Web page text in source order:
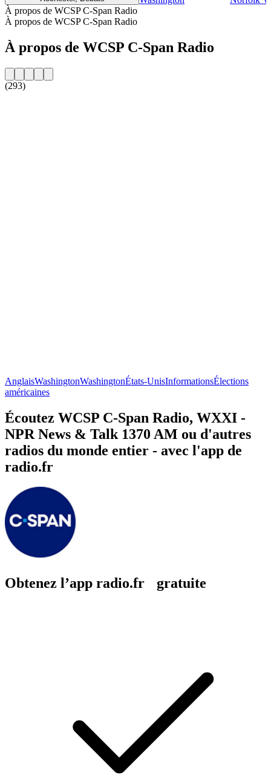
À propos de WCSP C-Span Radio
À propos de WCSP C-Span Radio
À propos de WCSP C-Span Radio
(293)
AnglaisWashingtonWashingtonÉtats-UnisInformationsÉlections
américaines
Écoutez WCSP C-Span Radio, WXXI -
NPR News & Talk 1370 AM ou d'autres
radios du monde entier - avec l'app de
radio.fr
Obtenez l’app radio.fr gratuite